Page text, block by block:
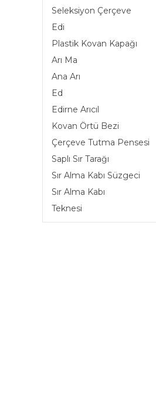
Seleksiyon Çerçeve
Edi
Plastik Kovan Kapağı
Arı Ma
Ana Arı
Ed
Edirne Arıcıl
Kovan Örtü Bezi
Çerçeve Tutma Pensesi
Saplı Sır Tarağı
Sır Alma Kabı Süzgeci
Sır Alma Kabı
Teknesi